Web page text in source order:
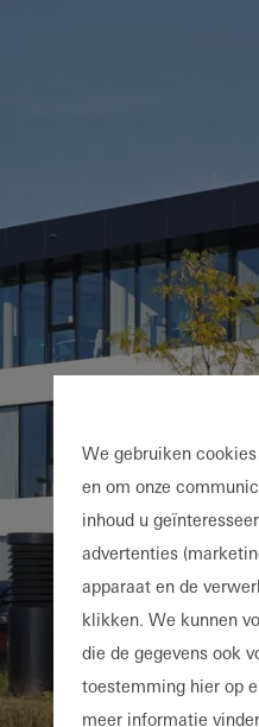
We gebruiken
en om onze
inhoud u
advertenties
apparaat en de
klikken. We kunnen
die de gegevens ook
toestemming hier op
meer informatie